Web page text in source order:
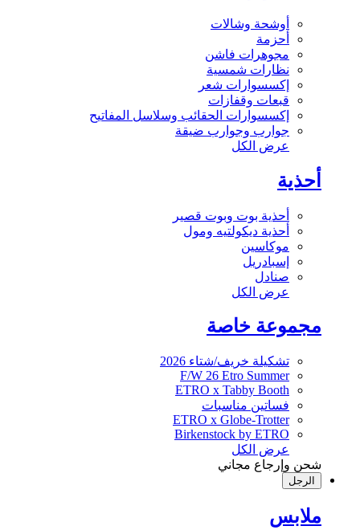
أوشحة وشالات
أحزمة
مجوهرات فاشن
نظارات شمسية
إكسسوارات شعر
قبعات وقفازات
إكسسوارات الحقائب وسلاسل المفاتيح
جوارب وجوارب ضيقة
عرض الكل
أحذية
أحذية بوت وبوت قصير
أحذية ديكولتيه ومول
موكاسين
إسبادريل
صنادل
عرض الكل
مجموعة خاصة
تشكيلة خريف/شتاء 2026
F/W 26 Etro Summer
ETRO x Tabby Booth
فساتين مناسبات
ETRO x Globe-Trotter
Birkenstock by ETRO
عرض الكل
شحن وإرجاع مجاني
الرجل
ملابس